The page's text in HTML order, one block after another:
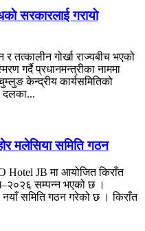
सरकारलाई गरायाे
गोर्खा राज्यबीच भएको
गर्दै प्रधानमन्त्रीका नाममा
केन्द्रीय कार्यसमितिको
दलका...
मलेसिया समिति गठन
Hotel JB मा आयोजित किराँत
सम्पन्न भएको छ ।
नयाँ समिति गठन गरेको छ । किराँत